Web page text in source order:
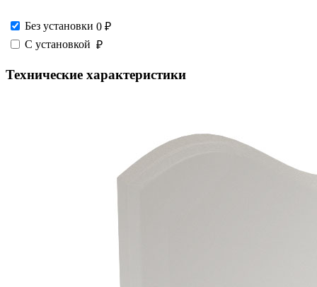
Без установки 0 ₽
С установкой ₽
Технические характеристики